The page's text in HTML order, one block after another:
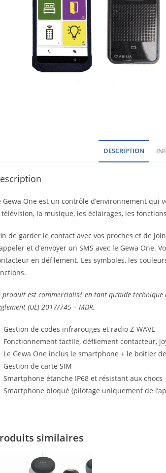
DESCRIPTION
Gewa One est un contrôle d’environnement
la musique, les éclairages, les
de garder le contact avec vos proches et de
et d’envoyer un SMS avec le Gewa One.
en défilement. Les symboles, les
produit est commercialisé en tant qu’aide
(UE) 2017/745 – MDR.
Gestion de codes infrarouges et radio Z-WAVE
Fonctionnement tactile, défilement contacteur,
Le Gewa One inclus le smartphone + le boitier
Gestion de carte SIM
Smartphone étanche IP68 et résistant aux chocs
Smartphone bloqué (pilotage uniquement de
similaires